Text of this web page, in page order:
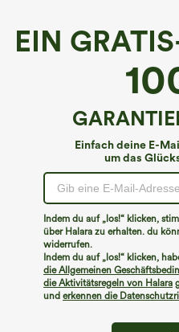
EIN
Einfach deine E-
um das
Indem du auf „los!“ klicken,
über Halara zu erhalten. du
widerrufen.
Indem du auf „los!“ klicken,
die Allgemeinen
die Aktivitätsregeln von Halara
und erkennen die
Wir können die von
Mehr